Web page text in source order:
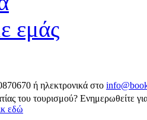
εμάς
ή ηλεκτρονικά στο
του τουρισμού? Ενημερωθείτε
εδώ